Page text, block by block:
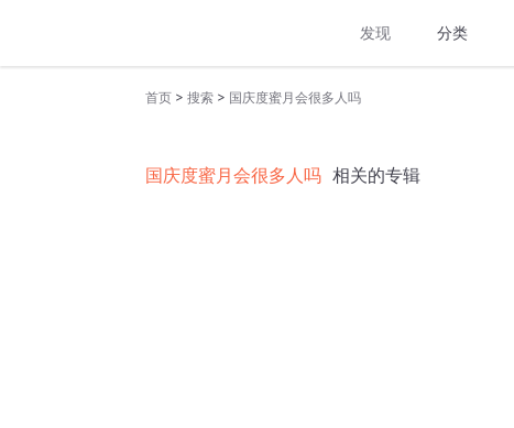
发现 分类
首页 > 搜索 > 国庆度蜜月会很多人吗
国庆度蜜月会很多人吗 相关的专辑